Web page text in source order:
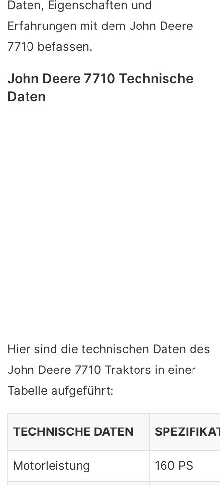
Daten, Eigenschaften und
Erfahrungen mit dem John Deere
7710 befassen.
John Deere 7710 Technische
Daten
Hier sind die technischen Daten des
John Deere 7710 Traktors in einer
Tabelle aufgeführt:
TECHNISCHE DATEN
Motorleistung 160 PS